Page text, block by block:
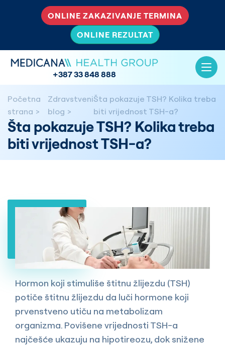
ONLINE ZAKAZIVANJE TERMINA
ONLINE REZULTAT
+387 33 848 888
Početna
strana
Zdravstveni
blog
Šta pokazuje TSH? Kolika treba
biti vrijednost TSH-a?
Šta pokazuje TSH? Kolika treba
biti vrijednost TSH-a?
Hormon koji stimuliše štitnu žlijezdu (TSH)
potiče štitnu žlijezdu da luči hormone koji
prvenstveno utiču na metabolizam
organizma. Povišene vrijednosti TSH-a
najčešće ukazuju na hipotireozu, dok snižene